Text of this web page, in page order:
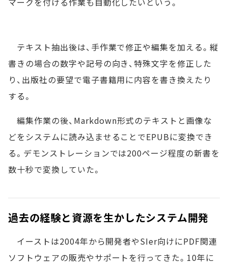
テキスト抽出後は、手作業で修正や編集を加える。縦
書きの場合の数字や記号の向き、特殊文字を修正した
り、出版社の要望で電子書籍用に内容を書き換えたり
する。
編集作業の後、Markdown形式のテキストと画像な
どをシステムに読み込ませることでEPUBに変換でき
る。デモンストレーションでは200ページ程度の新書を
数十秒で変換していた。
過去の経験と資源を生かしたシステム開発
イーストは2004年から開発者やSIer向けにPDF関連
ソフトウェアの販売やサポートを行ってきた。10年に